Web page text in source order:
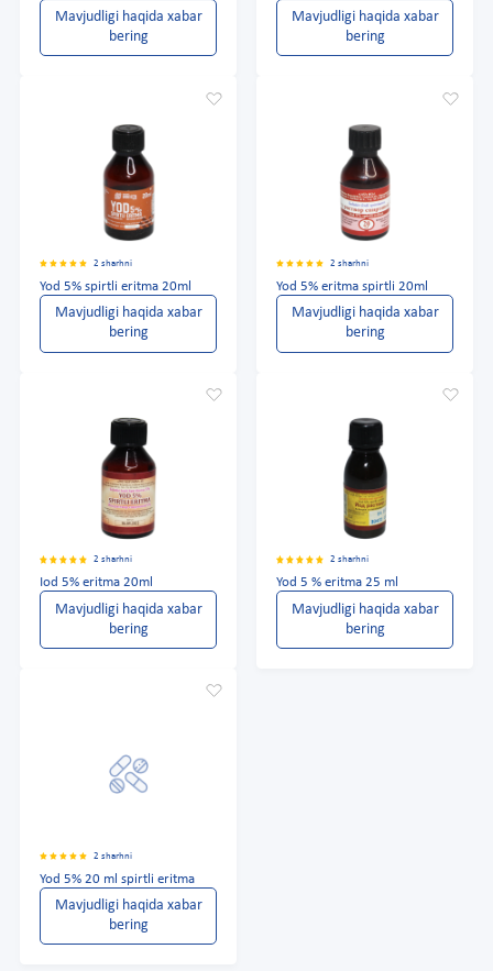
Mavjudligi haqida xabar
bering
Mavjudligi haqida xabar
bering
2 sharhni
Yod 5% spirtli eritma 20ml
Mavjudligi haqida xabar
bering
2 sharhni
Yod 5% eritma spirtli 20ml
Mavjudligi haqida xabar
bering
2 sharhni
Iod 5% eritma 20ml
Mavjudligi haqida xabar
bering
2 sharhni
Yod 5 % eritma 25 ml
Mavjudligi haqida xabar
bering
2 sharhni
Yod 5% 20 ml spirtli eritma
Mavjudligi haqida xabar
bering